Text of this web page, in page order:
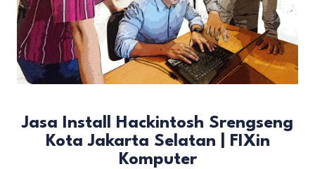
Jasa Install Hackintosh Srengseng
Kota Jakarta Selatan | FIXin
Komputer